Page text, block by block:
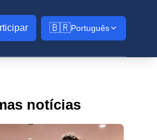
🇧🇷Português
notícias